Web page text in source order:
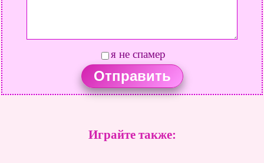
я не спамер
Играйте также: